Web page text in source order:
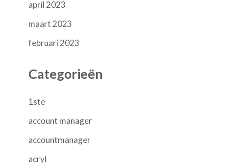
april 2023
maart 2023
februari 2023
Categorieën
1ste
account manager
accountmanager
acryl